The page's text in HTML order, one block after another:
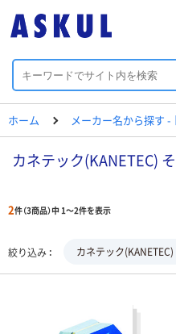
ホーム メーカー名から探す -
カネテック(KANETEC)
2件（3商品）中 1～2件を表示
絞り込み カネテック